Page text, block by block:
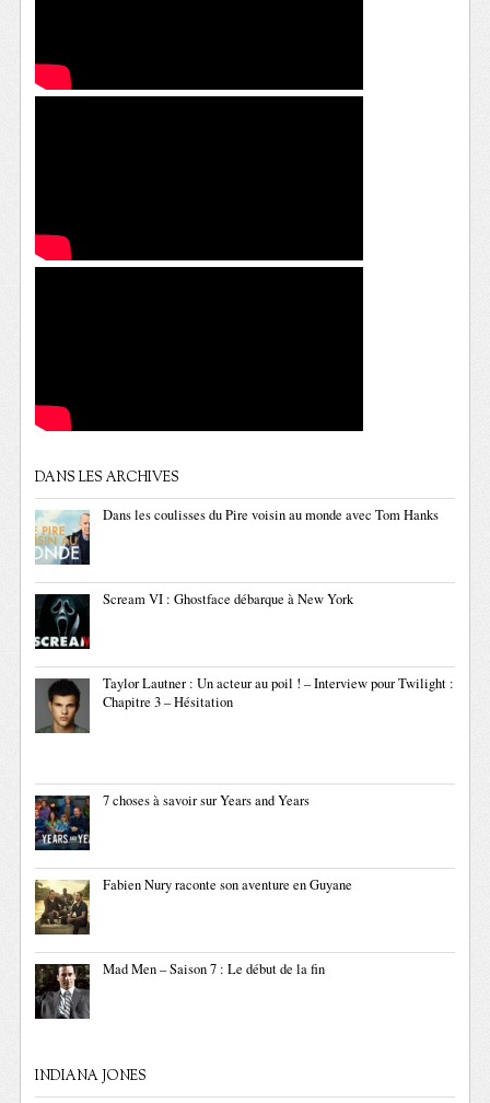
DANS LES ARCHIVES
Dans les coulisses du Pire voisin au monde avec Tom Hanks
Scream VI : Ghostface débarque à New York
Taylor Lautner : Un acteur au poil ! – Interview pour Twilight :
Chapitre 3 – Hésitation
7 choses à savoir sur Years and Years
Fabien Nury raconte son aventure en Guyane
Mad Men – Saison 7 : Le début de la fin
INDIANA JONES